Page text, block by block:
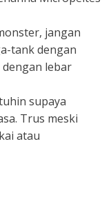
jangan
tankdengan
dengan lebar
supaya
Trus meski
atau